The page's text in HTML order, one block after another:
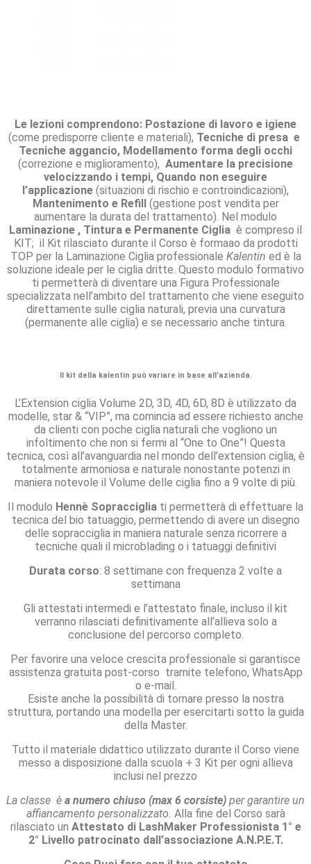
Le lezioni comprendono: Postazione di lavoro e igiene
(come predisporre cliente e materiali), ​Tecniche ​di p​​resa e
Tecniche aggancio​, Modellamento ​forma ​degli occhi
(correzione e miglioramento), Aumentare la precisione
velocizzando i tempi, Quando non eseguire
l’applicazione (situazioni di rischio e controindicazioni),
Mantenimento e Refill​(gestione post vendita per
aumentare la durata del trattamento). Nel modulo
Laminazione , Tintura e Permanente Ciglia è compreso il
KIT; il Kit rilasciato durante il Corso è formaao da prodotti
TOP per la Laminazione Ciglia professionale Kalentin ed è la
soluzione ideale per le ciglia dritte. Questo modulo formativo
ti permetterà di diventare una Figura Professionale
specializzata nell’ambito del trattamento che viene eseguito
direttamente sulle ciglia naturali, previa una curvatura
(permanente alle ciglia) e se necessario anche tintura.
Il kit della kalentin può variare in base all’azienda.
L’Extension ciglia Volume 2D, 3D, 4D, 6D, 8D è utilizzato da
modelle, star & “VIP”, ma comincia ad essere richiesto anche
da clienti con poche ciglia naturali che vogliono un
infoltimento che non si fermi al “One to One”! Questa
tecnica, così all’avanguardia nel mondo dell’extension ciglia, è
totalmente armoniosa e naturale nonostante potenzi in
maniera notevole il Volume delle ciglia fino a 9 volte di più.
Il modulo Hennè Sopracciglia ti permetterà di effettuare la
tecnica del bio tatuaggio, permettendo di avere un disegno
delle sopracciglia in maniera naturale senza ricorrere a
tecniche quali il microblading o i tatuaggi definitivi
Durata corso: 8 settimane con frequenza 2 volte a
settimana
Gli attestati intermedi e l’attestato finale, incluso il kit
verranno rilasciati definitivamente all’allieva solo a
conclusione del percorso completo.
Per favorire una veloce crescita professionale si garantisce
assistenza gratuita post-corso tramite telefono, WhatsApp
o e-mail.
Esiste anche la possibilità di tornare presso la nostra
struttura, portando una modella per esercitarti sotto la guida
della Master.
Tutto il materiale didattico utilizzato durante il Corso viene
messo a disposizione dalla scuola + 3 Kit per ogni allieva
inclusi nel prezzo
La classe è a numero chiuso (max 6 corsiste) per garantire un
affiancamento personalizzato. Alla fine del Corso sarà
rilasciato un Attestato di LashMaker Professionista 1° e
2° Livello patrocinato dall’associazione A.N.P.E.T.